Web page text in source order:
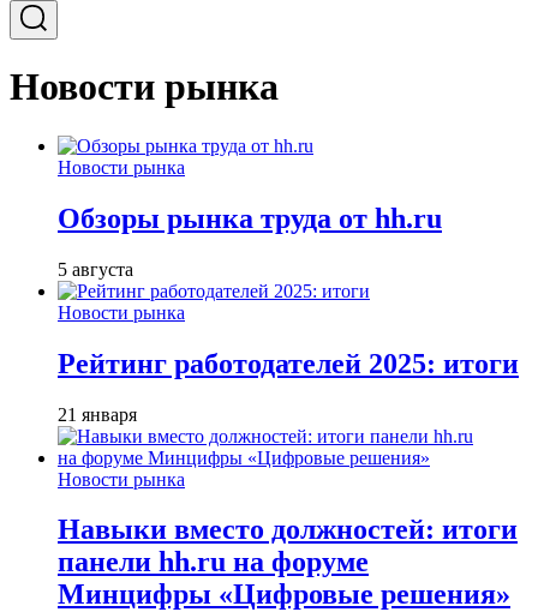
Новости рынка
Новости рынка
Обзоры рынка труда от hh.ru
5 августа
Новости рынка
Рейтинг работодателей 2025: итоги
21 января
Новости рынка
Навыки вместо должностей: итоги
панели hh.ru на форуме
Минцифры «Цифровые решения»